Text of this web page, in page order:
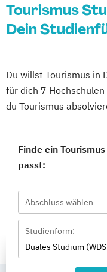
Tourismus
Dein
Du willst Tourismus in
für dich 7
du Tourismus
Finde ein
passt:
Abschluss wählen
Studienform:
Duales Studium